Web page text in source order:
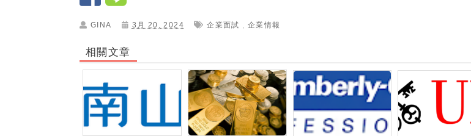
GINA 3月 20, 2024 企業面試 ,企業情報
相關文章